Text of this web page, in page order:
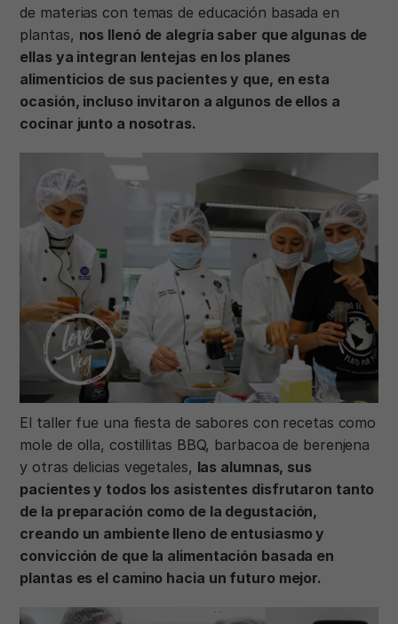
de materias con temas de educación basada en
plantas, nos llenó de alegría saber que algunas de
ellas ya integran lentejas en los planes
alimenticios de sus pacientes y que, en esta
ocasión, incluso invitaron a algunos de ellos a
cocinar junto a nosotras.
El taller fue una fiesta de sabores con recetas como
mole de olla, costillitas BBQ, barbacoa de berenjena
y otras delicias vegetales, las alumnas, sus
pacientes y todos los asistentes disfrutaron tanto
de la preparación como de la degustación,
creando un ambiente lleno de entusiasmo y
convicción de que la alimentación basada en
plantas es el camino hacia un futuro mejor.